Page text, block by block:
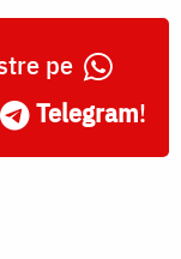
pe
Telegram!